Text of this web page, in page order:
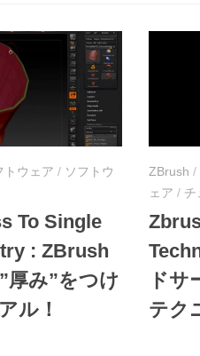
トウェア / ソフトウ
To Single
: ZBrush
厚み”をつけ
ル！
ZBrush /
ェア / チ
ド
テク